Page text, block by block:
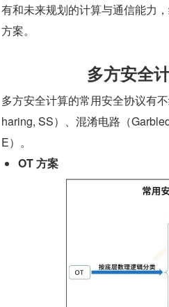
有和未来规划的计算与通信能力
方案。
多方安全
多方安全计算的常用安全协议有
haring, SS）、混淆电路（
E）。
OT 方案